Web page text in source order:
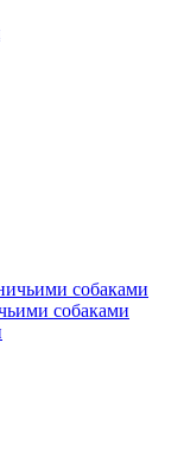
собаками